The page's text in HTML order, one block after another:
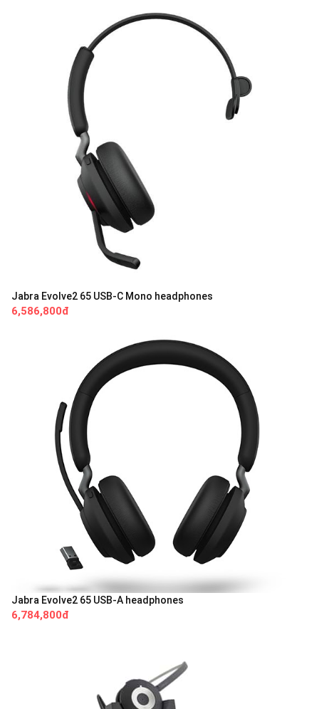
Jabra Evolve2 65 USB-C Mono headphones
6,586,800đ
Jabra Evolve2 65 USB-A headphones
6,784,800đ